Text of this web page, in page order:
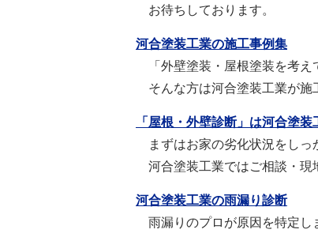
お待ちしております。
河合塗装工業の施工事例集
「外壁塗装・屋根塗装を考え
そんな方は河合塗装工業が施
「屋根・外壁診断」は河合塗
まずはお家の劣化状況をしっ
河合塗装工業ではご相談・現
河合塗装工業の雨漏り診断
雨漏りのプロが原因を特定し